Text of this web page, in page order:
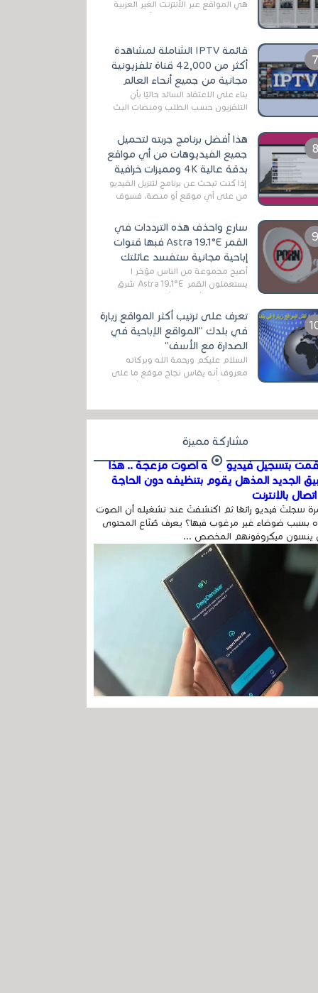
هي المواقع عبر الأنترنت الغير العربية
التي تقدم خدمة تحميل الأفلام على
قائمة IPTV الشاملة لمشاهدة
أكثر من 42,000 قناة تلفزيونية
مجانية من جميع أنحاء العالم
بناءً على الاعتقاد السائد حاليًا بأن
التلفزيون حسب الطلب ومنصات البث
الأرضي التقليدي، يُعدّ IPTV-org خيار...
هذا أفضل برنامج جربته لتحميل
جميع الفيديوهات من أي مواقع
بدقة عالية 4K ومميزات خرافية
إذا كنت تبحث عن برنامج لتنزيل الفيديو
من على أي موقع أو منصة، فسوف
المج...
سارع واحذف هذه الترددات في
القمر Astra 19.1°E فبها قنوات
إباحية مجانية ستفسد عائلتك
أصبح مجموعة من الناس مؤخر ا
يستعملون القمر Astra 19.1°E شرق
قنوات مميزة جدا تنقل العديد من البرامج
اله...
تعرف على ترتيب أكثر المواقع زيارة
في بلدك "المواقع الإباحية في
الصدارة مع الأسف"
السلام عليكم ورحمة الله وبركاته
معروف أنه يقاس نجاح موقع ما على
في...
مشاركة مميزة
بتسجيل فيديو وفيه أصوت مزعجة .. هذا
الجديد المذهل يقوم بتنظيفه دون الحاجة
بالإنترنت
سجلتَ فيديو رائعًا ثم اكتشفتَ عند تشغيله أن الصوت
بسبب ضوضاء غير مرغوب فيها؟ يعرف صُنّاع المحتوى
ينسون ميكروفونهم المخصص ...